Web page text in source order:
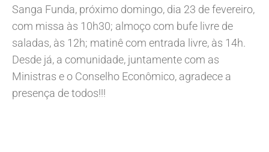
Sanga Funda, próximo domingo, dia 23 de fevereiro,
com missa às 10h30; almoço com bufe livre de
saladas, às 12h; matinê com entrada livre, às 14h.
Desde já, a comunidade, juntamente com as
Ministras e o Conselho Econômico, agradece a
presença de todos!!!